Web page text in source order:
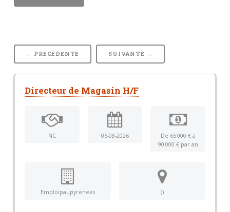
← PRÉCÉDENTE SUIVANTE →
Directeur de Magasin H/F
NC 06-08-2026
De 65 000 € à
90 000 € par an
Emploipaupyrenees ()